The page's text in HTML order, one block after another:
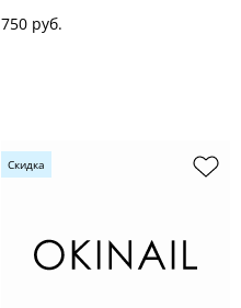
750 руб.
Скидка